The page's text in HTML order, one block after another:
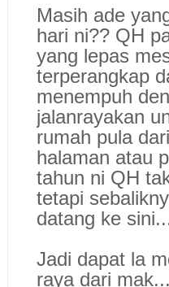
Masih ade
hari ni?? QH
yang lepas
terperangkap
menempuh
jalanrayakan
rumah pula
halaman atau
tahun ni QH
tetapi
datang ke
Jadi dapat la
raya dari